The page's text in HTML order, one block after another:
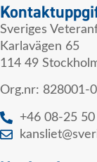
Sveriges
Karlavägen 65
114 49
Org.nr: 828001-
+46 08-25 50